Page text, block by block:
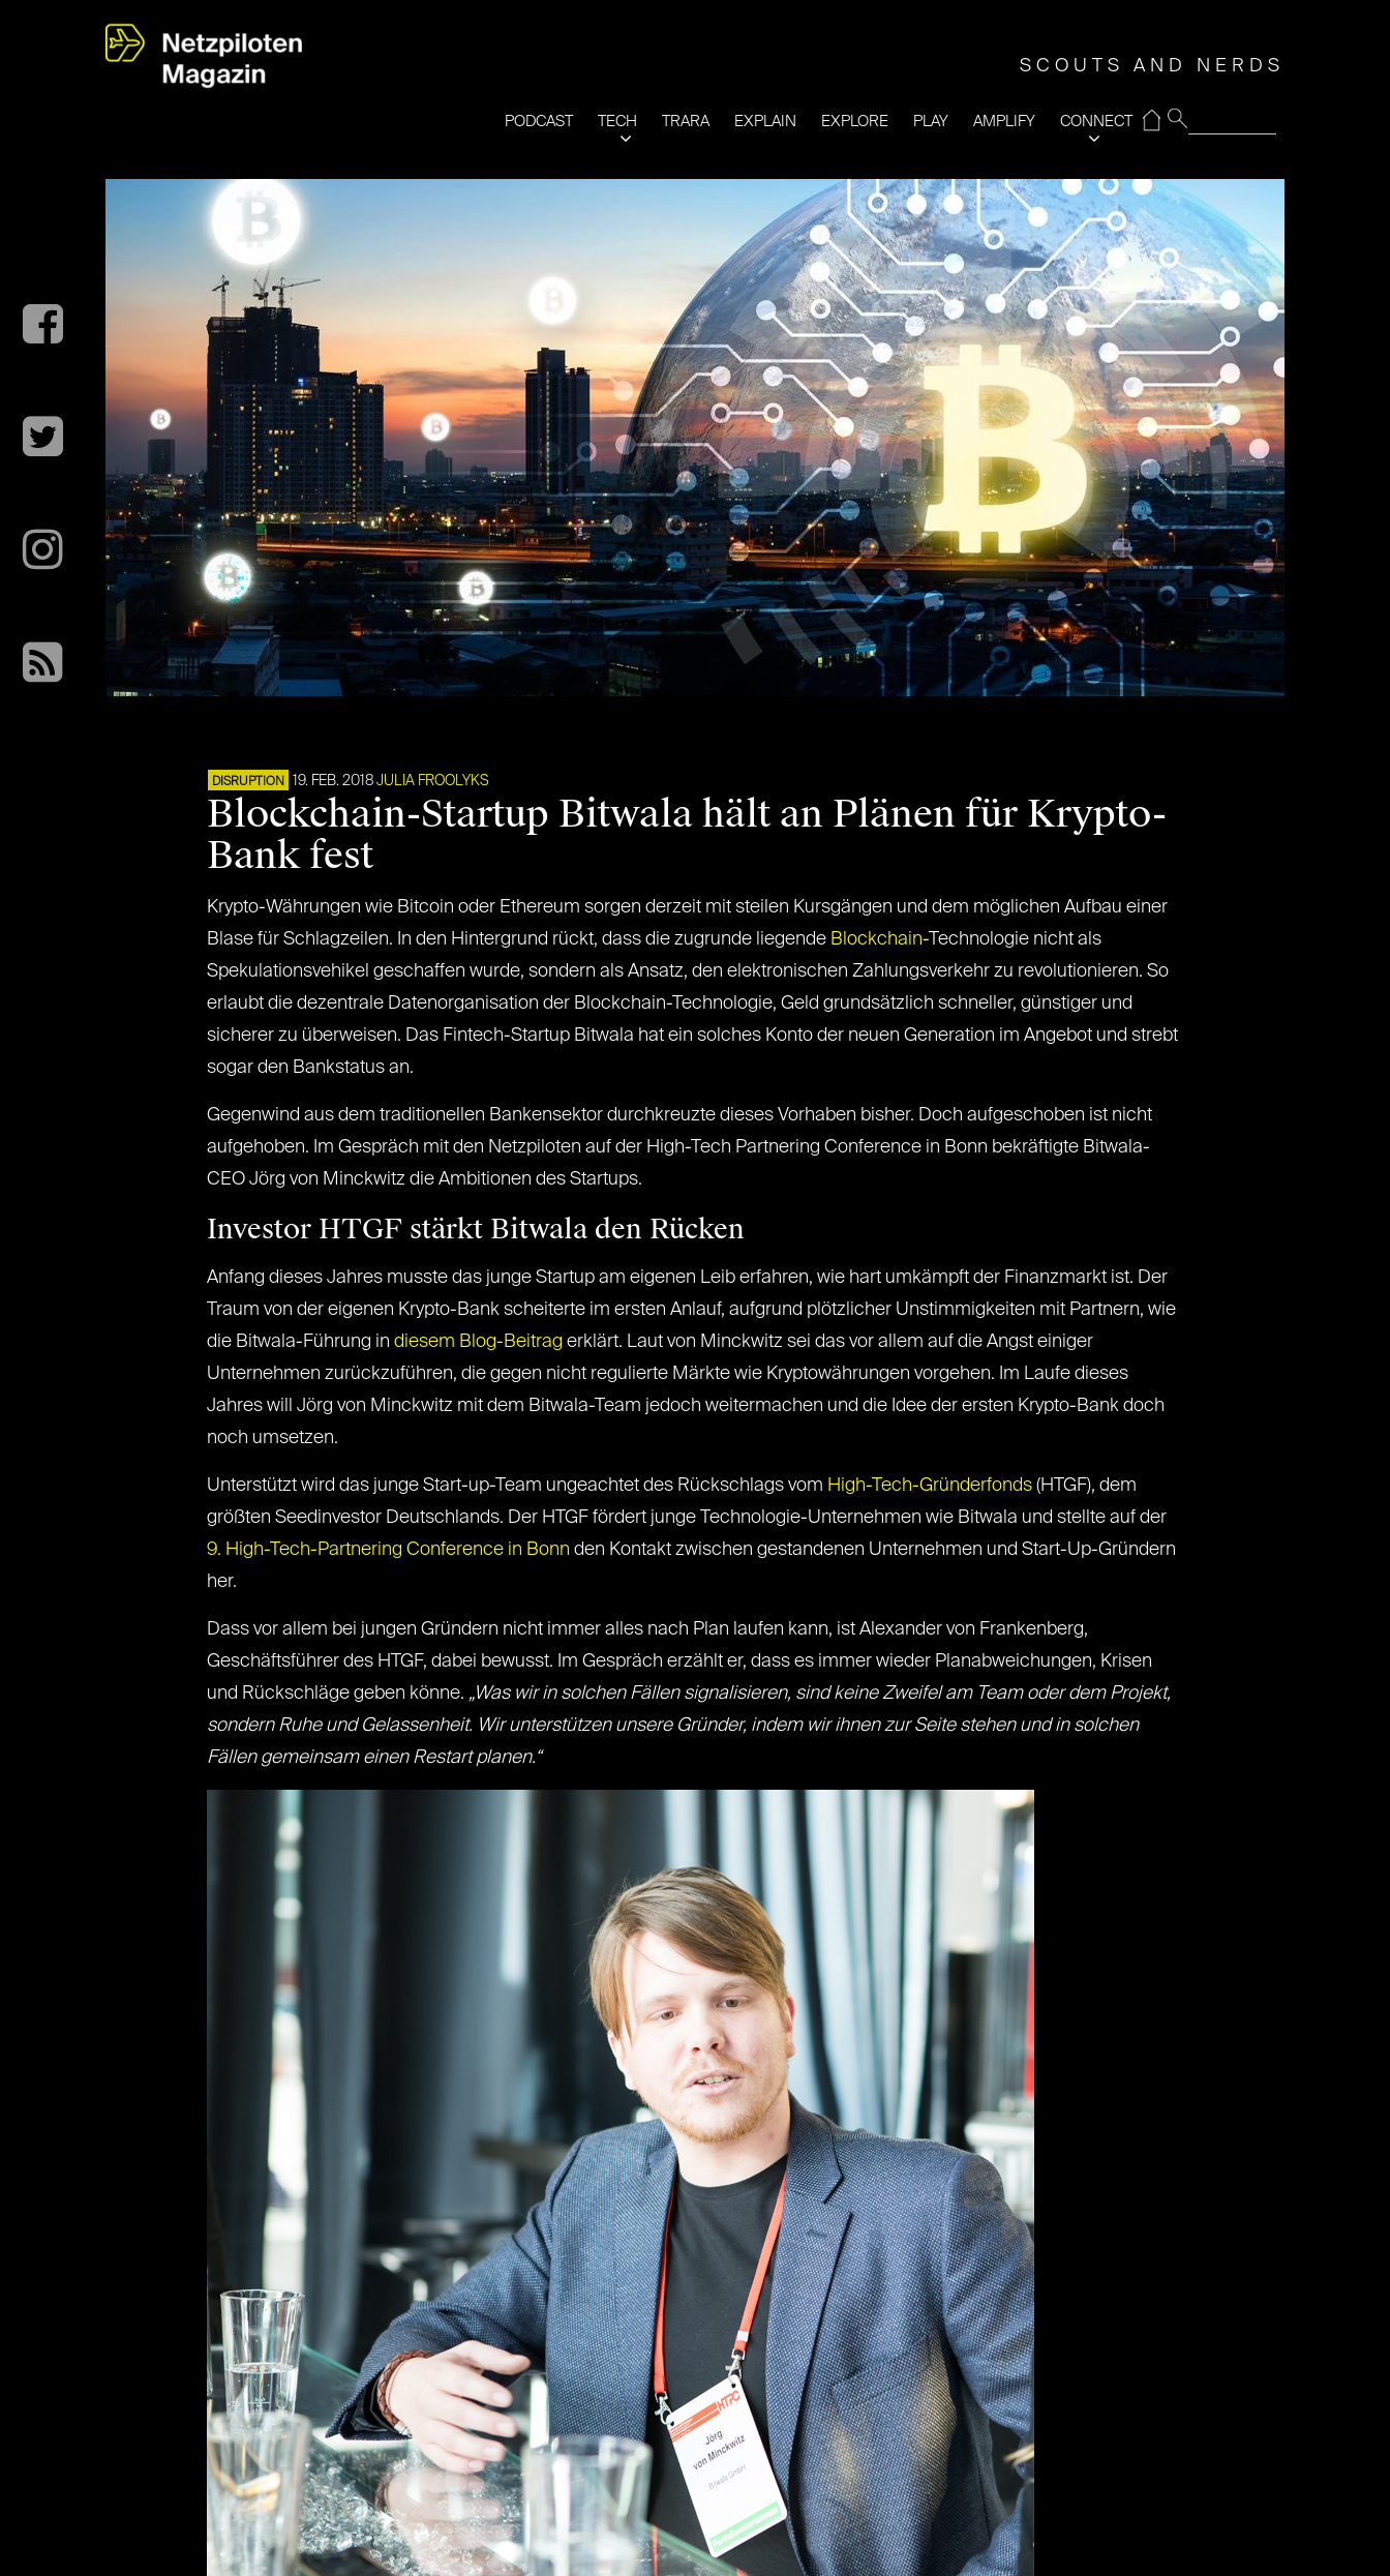
SCOUTS AND NERDS
PODCAST TECH TRARA EXPLAIN EXPLORE PLAY AMPLIFY CONNECT
⌂
DISRUPTION 19. FEB. 2018 JULIA FROOLYKS
Blockchain-Startup Bitwala hält an Plänen für Krypto-
Bank fest
Krypto-Währungen wie Bitcoin oder Ethereum sorgen derzeit mit steilen Kursgängen und dem möglichen Aufbau einer
Blase für Schlagzeilen. In den Hintergrund rückt, dass die zugrunde liegende Blockchain-Technologie nicht als
Spekulationsvehikel geschaffen wurde, sondern als Ansatz, den elektronischen Zahlungsverkehr zu revolutionieren. So
erlaubt die dezentrale Datenorganisation der Blockchain-Technologie, Geld grundsätzlich schneller, günstiger und
sicherer zu überweisen. Das Fintech-Startup Bitwala hat ein solches Konto der neuen Generation im Angebot und strebt
sogar den Bankstatus an.
Gegenwind aus dem traditionellen Bankensektor durchkreuzte dieses Vorhaben bisher. Doch aufgeschoben ist nicht
aufgehoben. Im Gespräch mit den Netzpiloten auf der High-Tech Partnering Conference in Bonn bekräftigte Bitwala-
CEO Jörg von Minckwitz die Ambitionen des Startups.
Investor HTGF stärkt Bitwala den Rücken
Anfang dieses Jahres musste das junge Startup am eigenen Leib erfahren, wie hart umkämpft der Finanzmarkt ist. Der
Traum von der eigenen Krypto-Bank scheiterte im ersten Anlauf, aufgrund plötzlicher Unstimmigkeiten mit Partnern, wie
die Bitwala-Führung in diesem Blog-Beitrag erklärt. Laut von Minckwitz sei das vor allem auf die Angst einiger
Unternehmen zurückzuführen, die gegen nicht regulierte Märkte wie Kryptowährungen vorgehen. Im Laufe dieses
Jahres will Jörg von Minckwitz mit dem Bitwala-Team jedoch weitermachen und die Idee der ersten Krypto-Bank doch
noch umsetzen.
Unterstützt wird das junge Start-up-Team ungeachtet des Rückschlags vom High-Tech-Gründerfonds(HTGF), dem
größten Seedinvestor Deutschlands. Der HTGF fördert junge Technologie-Unternehmen wie Bitwala und stellte auf der
9. High-Tech-Partnering Conference in Bonn den Kontakt zwischen gestandenen Unternehmen und Start-Up-Gründern
her.
Dass vor allem bei jungen Gründern nicht immer alles nach Plan laufen kann, ist Alexander von Frankenberg,
Geschäftsführer des HTGF, dabei bewusst. Im Gespräch erzählt er, dass es immer wieder Planabweichungen, Krisen
und Rückschläge geben könne. „Was wir in solchen Fällen signalisieren, sind keine Zweifel am Team oder dem Projekt,
sondern Ruhe und Gelassenheit. Wir unterstützen unsere Gründer, indem wir ihnen zur Seite stehen und in solchen
Fällen gemeinsam einen Restart planen.“